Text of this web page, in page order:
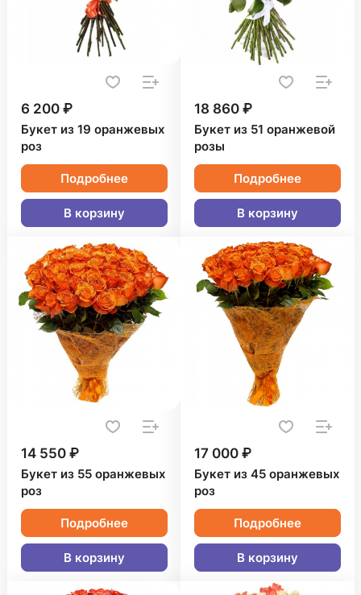
6 200 ₽
Букет из 19 оранжевых
роз
Подробнее
В корзину
18 860 ₽
Букет из 51 оранжевой
розы
Подробнее
В корзину
14 550 ₽
Букет из 55 оранжевых
роз
Подробнее
В корзину
17 000 ₽
Букет из 45 оранжевых
роз
Подробнее
В корзину